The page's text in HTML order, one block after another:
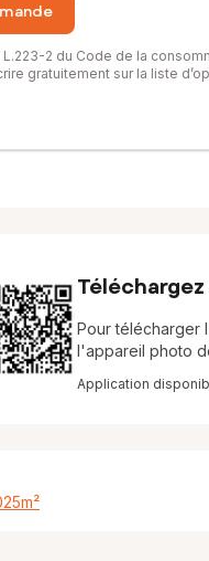
L.223-2 du Code de la
gratuitement sur la liste
Pour télécharger
l'appareil photo
Application